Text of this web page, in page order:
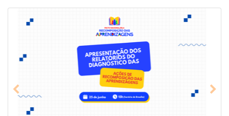
Previous